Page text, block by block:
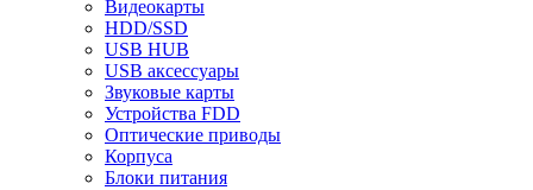
Видеокарты
HDD/SSD
USB HUB
USB аксессуары
Звуковые карты
Устройства FDD
Оптические приводы
Корпуса
Блоки питания